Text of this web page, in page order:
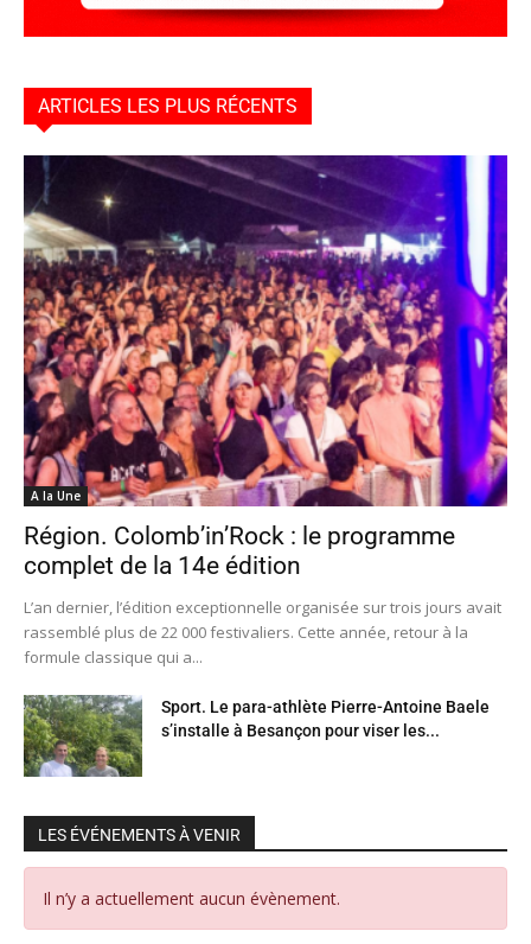
ARTICLES LES PLUS RÉCENTS
A la Une
Région. Colomb’in’Rock : le programme
complet de la 14e édition
L’an dernier, l’édition exceptionnelle organisée sur trois jours avait
rassemblé plus de 22 000 festivaliers. Cette année, retour à la
formule classique qui a...
Sport. Le para-athlète Pierre-Antoine Baele
s’installe à Besançon pour viser les...
LES ÉVÉNEMENTS À VENIR
Il n’y a actuellement aucun évènement.